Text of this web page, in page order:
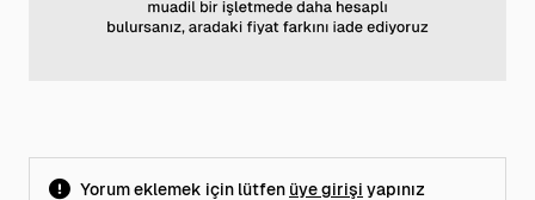
Yorum eklemek için lütfen üye girişi yapınız